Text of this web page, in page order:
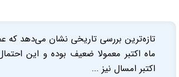
تازه‌ترین بررسی تاریخی نشان می‌دهد که
ماه اکتبر معمولا ضعیف بوده و این
اکتبر امسال نیز ...